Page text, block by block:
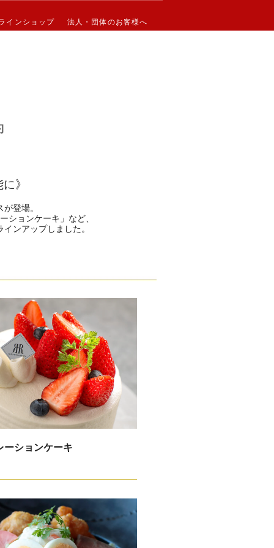
インショップ 法人・団体のお客様へ
インショップ 法人・団体のお客様へ
》
登場。
ションケーキ」など、
ンアップしました。
ーションケーキ